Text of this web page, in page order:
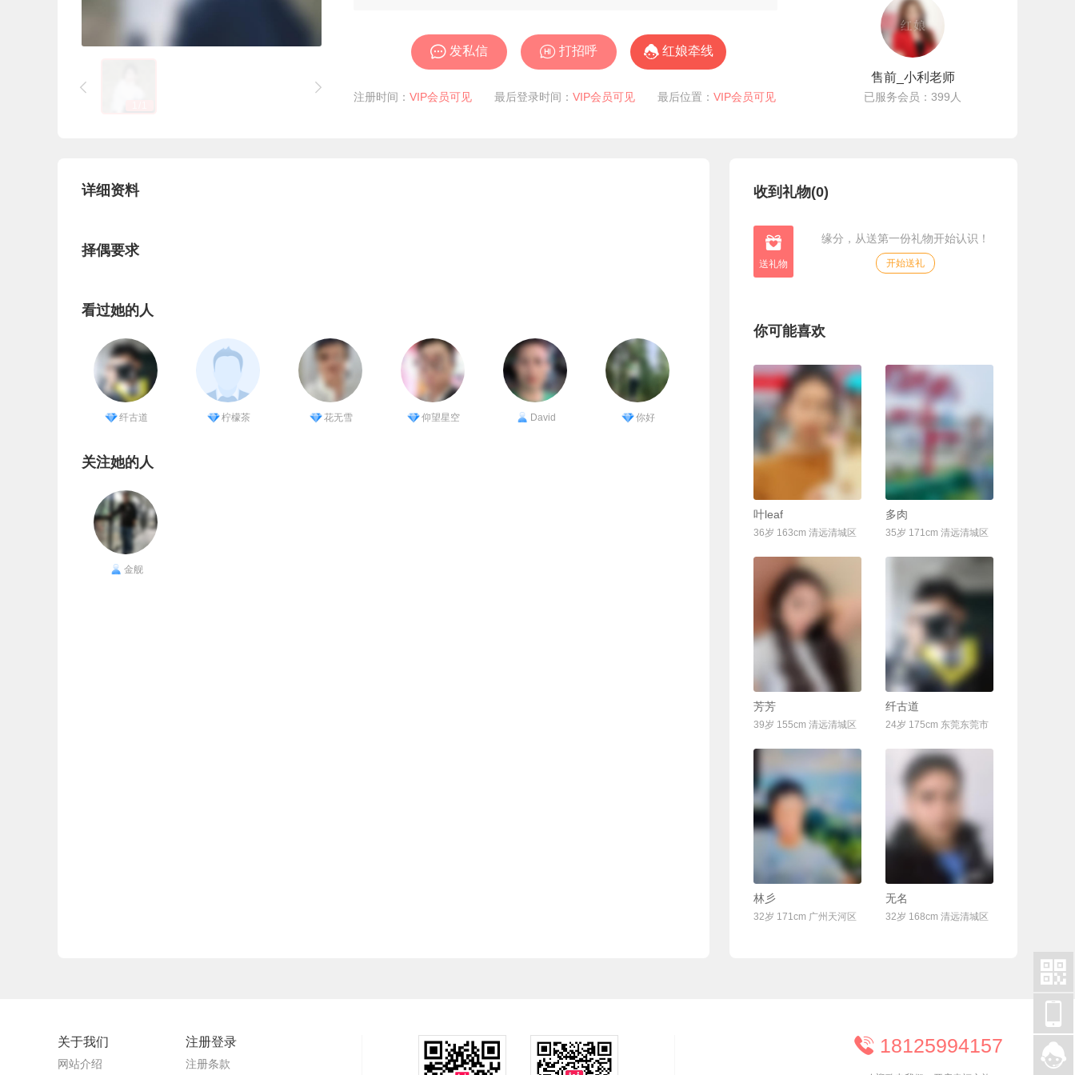
 
 发私信  打招呼  红娘牵线
注册时间： VIP会员可见 最后登录时间： VIP会员可见 最后位置： VIP会员可见
售前_小利老师
已服务会员：399人
详细资料
择偶要求
看过她的人
纤古道 柠檬茶 花无雪 仰望星空 David 你好
关注她的人
金舰
收到礼物(0)
 缘分，从送第一份礼物开始认识！
开始送礼
你可能喜欢
叶leaf
36岁 163cm 清远清城区
多肉
35岁 171cm 清远清城区
芳芳
39岁 155cm 清远清城区
纤古道
24岁 175cm 东莞东莞市
林彡
32岁 171cm 广州天河区
无名
32岁 168cm 清远清城区
关于我们
网站介绍
注册登录
注册条款
 18125994157

